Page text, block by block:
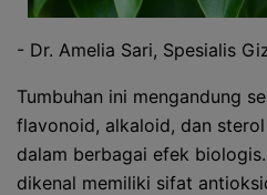
- Dr. Amelia Sari, Spesialis
Tumbuhan ini mengandung
flavonoid, alkaloid, dan
dalam berbagai efek
dikenal memiliki sifat